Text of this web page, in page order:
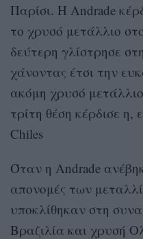
Παρίσι. Η Andrade
το χρυσό μετάλλιο
δεύτερη γλίστρησε
χάνοντας έτσι την
ακόμη χρυσό
τρίτη θέση κέρδισε η,
Chiles
Όταν η Andrade
απονομές των
υποκλίθηκαν στη
Βραζιλία και χρυσή